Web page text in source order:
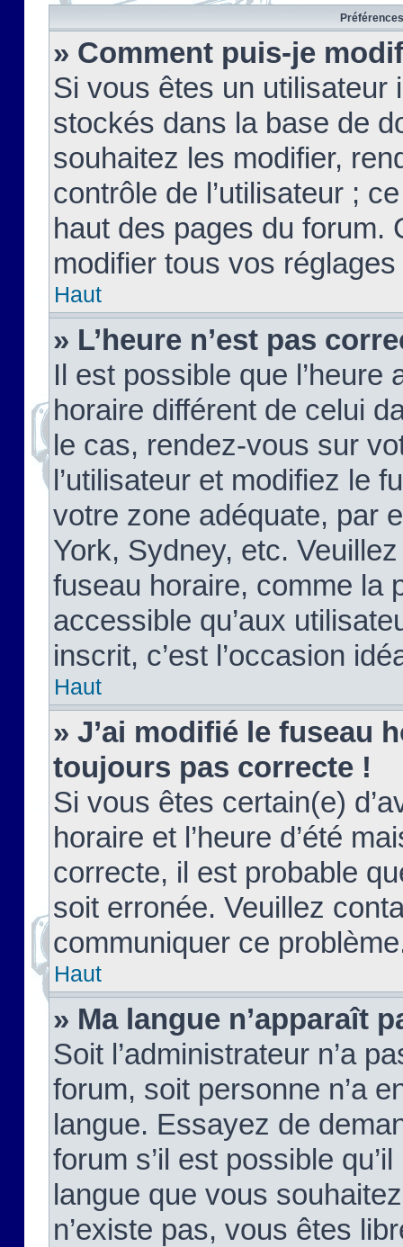
» Comment puis-je
Si vous êtes un
stockés dans la base de
souhaitez les modifier,
contrôle de l’utilisateur ;
haut des pages du forum.
modifier tous vos
Haut
» L’heure n’est pas
Il est possible que
horaire différent de celui
le cas, rendez-vous sur
l’utilisateur et modifiez le
votre zone adéquate, par
York, Sydney, etc.
fuseau horaire, comme la
accessible qu’aux
inscrit, c’est l’occasion
Haut
» J’ai modifié le fuseau
toujours pas correcte !
Si vous êtes certain(e)
horaire et l’heure d’été
correcte, il est probable
soit erronée. Veuillez
communiquer ce
Haut
» Ma langue n’apparaît
Soit l’administrateur n’a
forum, soit personne n’a
langue. Essayez de
forum s’il est possible
langue que vous
n’existe pas, vous êtes